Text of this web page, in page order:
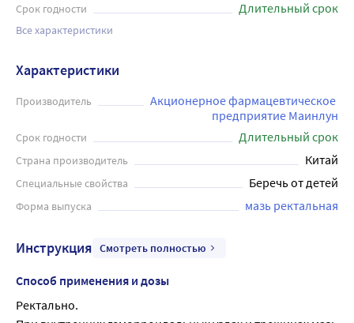
Срок годности Длительный срок
Все характеристики
Характеристики
Производитель
Акционерное фармацевтическое
предприятие Маинлун
Срок годности Длительный срок
Страна производитель Китай
Специальные свойства Беречь от детей
Форма выпуска мазь ректальная
Инструкция Смотреть полностью
Способ применения и дозы
Ректально.